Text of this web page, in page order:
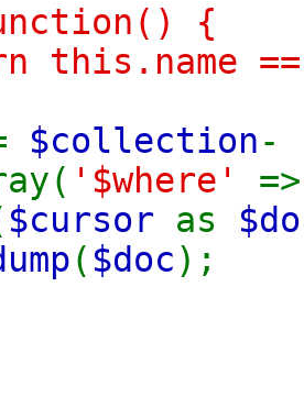
{
$collection-
'$where'
$cursor as
( $doc);